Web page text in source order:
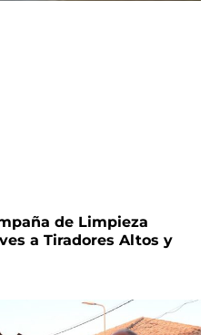
de Limpieza
a Tiradores Altos y